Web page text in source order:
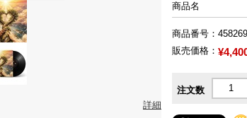
商品名
商品番号：
販売価格：
注文数
詳細